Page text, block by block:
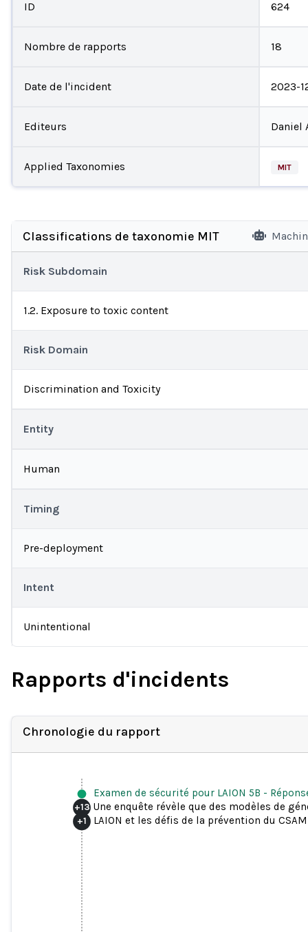
ID 624
Nombre de rapports 18
Date de l'incident 2023-
Editeurs Daniel
Applied Taxonomies MIT
Classifications de taxonomie MIT
Risk Subdomain
1.2. Exposure to toxic content
Risk Domain
Discrimination and Toxicity
Entity
Human
Timing
Pre-deployment
Intent
Unintentional
Rapports d'incidents
Chronologie du rapport
Examen de sécurité pour LAION 5B -
+13 Une enquête révèle que des modèles de
+1 LAION et les défis de la prévention du